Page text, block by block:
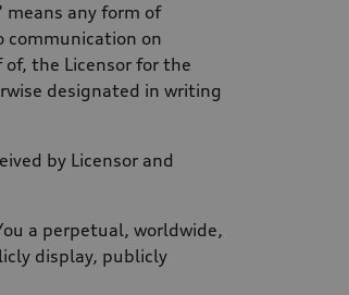
any form of
on
the Licensor for the
designated in writing
by Licensor and
a perpetual, worldwide,
display, publicly